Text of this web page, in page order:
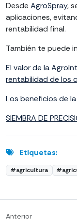
Desde AgroSpray,
aplicaciones,
rentabilidad final.
También te puede
El valor de la
rentabilidad de los
Los beneficios de
SIEMBRA DE
Etiquetas:
#agricultura
Anterior